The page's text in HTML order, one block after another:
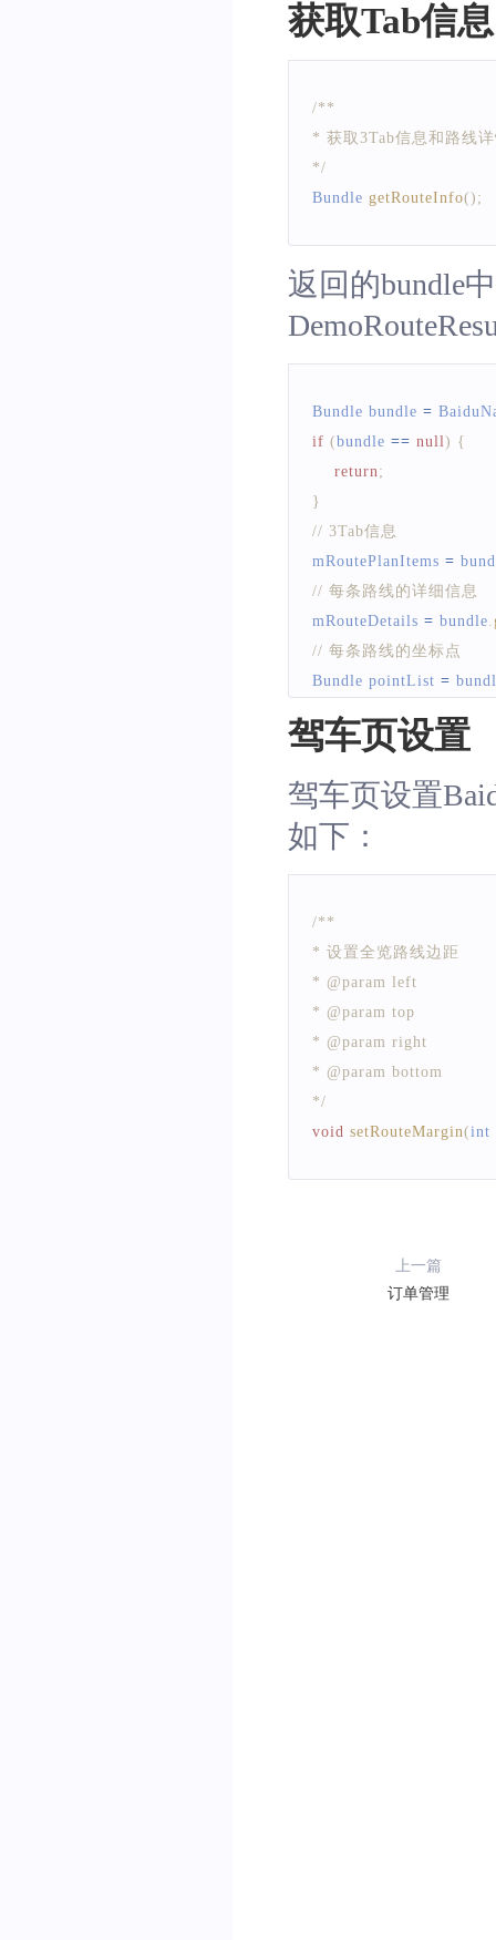
获取Tab信
/**
* 获取3Tab信息和路线
*/
Bundle getRouteInfo() ;
返回的bundle
Bundle bundle =
if (bundle == null) {
return ;
}
// 3Tab信息
mRoutePlanItems =
// 每条路线的详细信息
mRouteDetails = bundle
// 每条路线的坐标点
Bundle pointList =
ArrayList
<BNPoint
ArrayList< BNPoint
}
驾车页设置
驾车页设置
如下：
/**
* 设置全览路线边距
* @param left
* @param top
* @param right
* @param bottom
*/
void setRouteMargin(int
上一篇
订单管理